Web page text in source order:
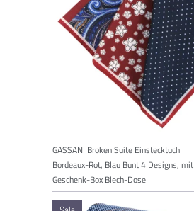
GASSANI Broken Suite Einstecktuch
Bordeaux-Rot, Blau Bunt 4 Designs, mit
Geschenk-Box Blech-Dose